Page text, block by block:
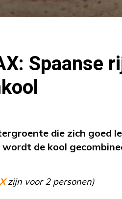
Spaanse
die zich goed
de kool
zijn voor 2 personen)